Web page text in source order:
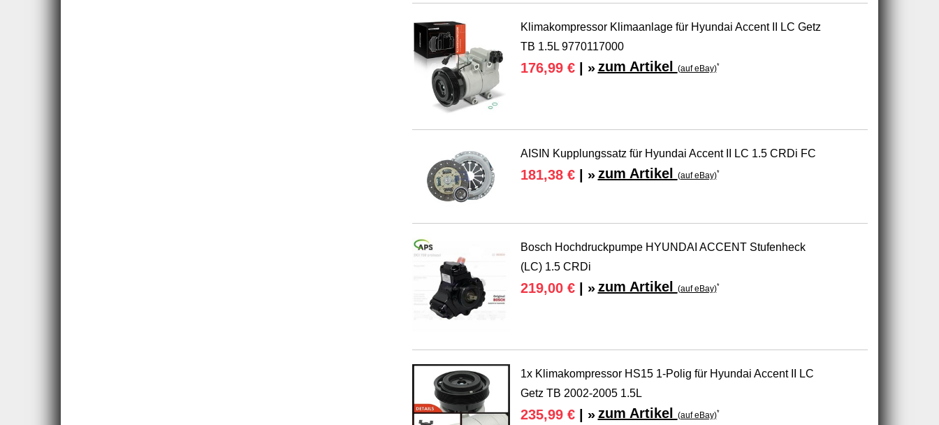
Klimakompressor Klimaanlage für Hyundai Accent II LC Getz
TB 1.5L 9770117000
176,99 €| » zum Artikel (auf eBay)*
AISIN Kupplungssatz für Hyundai Accent II LC 1.5 CRDi FC
181,38 €| » zum Artikel (auf eBay)*
Bosch Hochdruckpumpe HYUNDAI ACCENT Stufenheck
(LC) 1.5 CRDi
219,00 €| » zum Artikel (auf eBay)*
1x Klimakompressor HS15 1-Polig für Hyundai Accent II LC
Getz TB 2002-2005 1.5L
235,99 €| » zum Artikel (auf eBay)*